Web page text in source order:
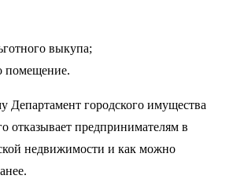
выкупа;
помещение.
Департамент городского имущества
отказывает предпринимателям в
недвижимости и как можно